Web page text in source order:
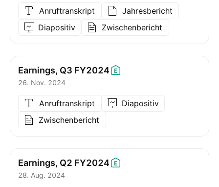
Anruftranskript
Jahresbericht
Diapositiv
Zwischenbericht
Earnings, Q3 FY2024
26. Nov. 2024
Anruftranskript
Diapositiv
Zwischenbericht
Earnings, Q2 FY2024
28. Aug. 2024